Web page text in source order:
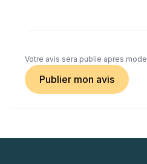
Votre avis sera publie apres
Publier mon avis